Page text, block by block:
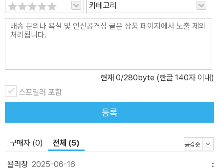
카테고리
현재 0/280byte (한글 140자 이내)
스포일러 포함
등록
구매자 (0) 전체 (5)
욜러창2025-06-16